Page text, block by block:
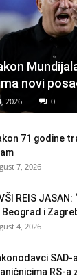
novi
2026 0
71 godine
7, 2026
REIS
Beograd i
4, 2026
RS-a